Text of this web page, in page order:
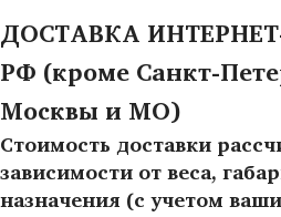
ДОСТАВКА
РФ (кроме Санкт-
Москвы и МО)
Стоимость доставки
зависимости от веса,
назначения (с учетом